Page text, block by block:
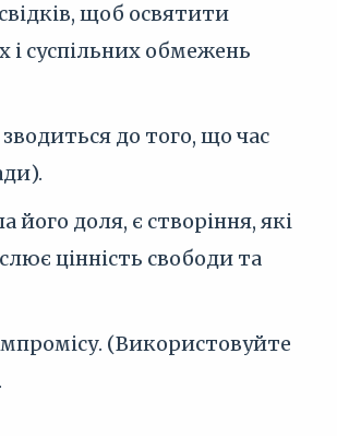
щоб освятити
суспільних обмежень
до того, що час
доля, є створіння, які
цінність свободи та
(Використовуйте